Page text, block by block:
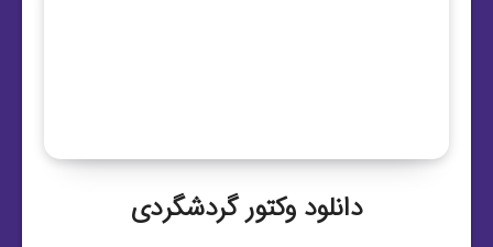
دانلود وکتور گردشگردی